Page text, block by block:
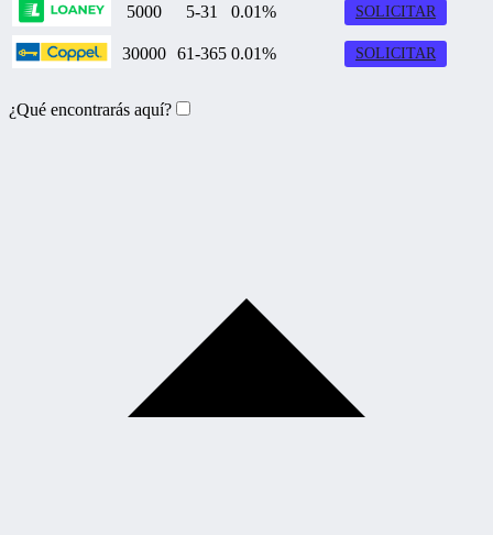
5000 5-31 0.01% SOLICITAR
30000 61-365 0.01% SOLICITAR
¿Qué encontrarás aquí?